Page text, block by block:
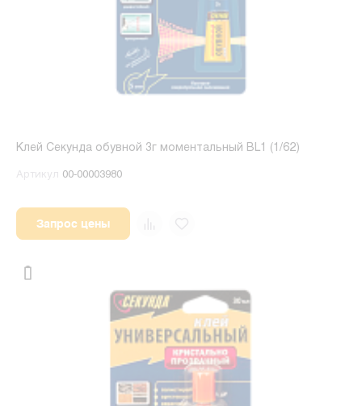
Клей Секунда обувной 3г моментальный BL1 (1/62)
Артикул 00-00003980
Запрос цены